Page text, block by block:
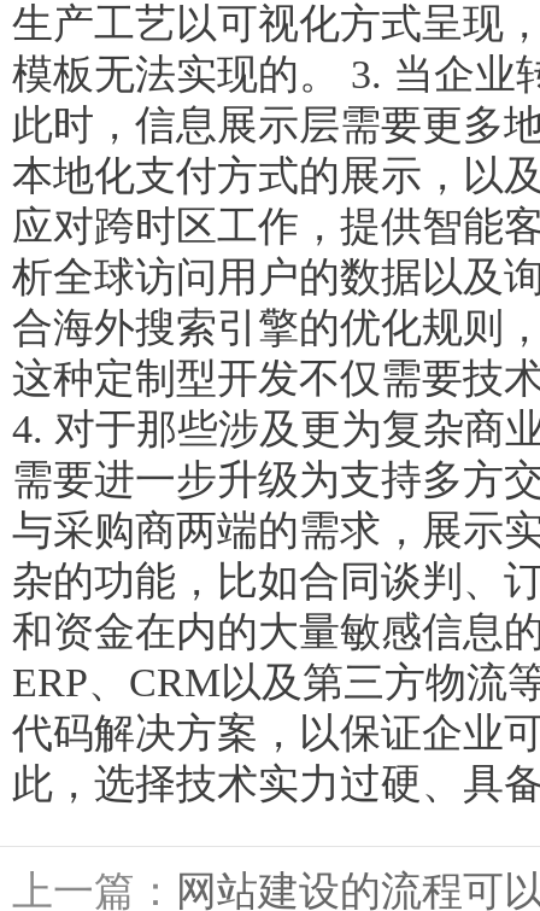
生产工艺以可视化方式呈现
模板无法实现的。 3. 当企业
此时，信息展示层需要更多
本地化支付方式的展示，以
应对跨时区工作，提供智能
析全球访问用户的数据以及
合海外搜索引擎的优化规则
这种定制型开发不仅需要技
4. 对于那些涉及更为复杂商
需要进一步升级为支持多方
与采购商两端的需求，展示
杂的功能，比如合同谈判、
和资金在内的大量敏感信息
ERP、CRM以及第三方物流
代码解决方案，以保证企业
此，选择技术实力过硬、具
上一篇： 网站建设的流程可